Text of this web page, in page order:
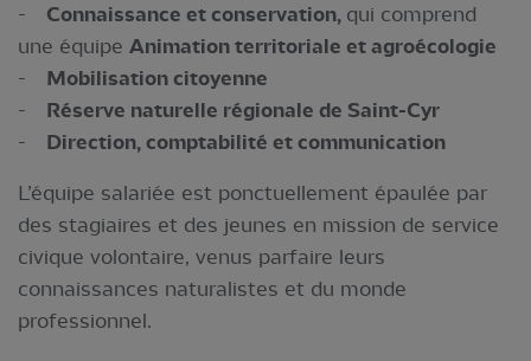
- Connaissance et conservation, qui comprend
une équipe Animation territoriale et agroécologie
- Mobilisation citoyenne
- Réserve naturelle régionale de Saint-Cyr
- Direction, comptabilité et communication
L’équipe salariée est ponctuellement épaulée par
des stagiaires et des jeunes en mission de service
civique volontaire, venus parfaire leurs
connaissances naturalistes et du monde
professionnel.